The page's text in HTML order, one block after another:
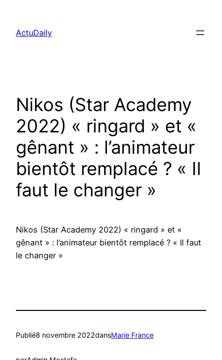
contenu
ActuDaily
Nikos (Star Academy
2022) « ringard » et «
gênant » : l’animateur
bientôt remplacé ? « Il
faut le changer »
Nikos (Star Academy 2022) « ringard » et «
gênant » : l’animateur bientôt remplacé ? « Il faut
le changer »
Publié8 novembre 2022dansMarie France